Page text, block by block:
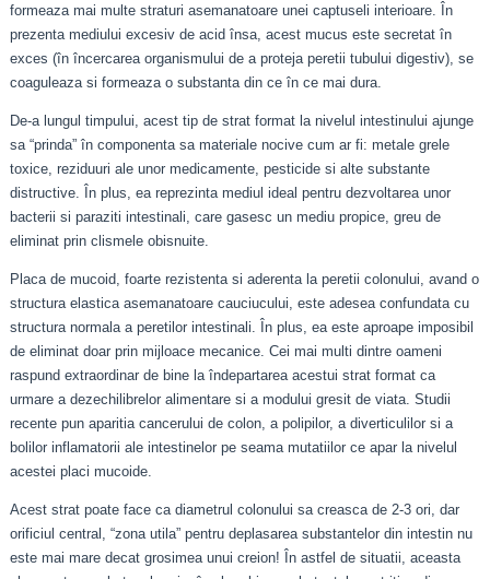
formeaza mai multe straturi asemanatoare unei captuseli interioare. În
prezenta mediului excesiv de acid însa, acest mucus este secretat în
exces (în încercarea organismului de a proteja peretii tubului digestiv), se
coaguleaza si formeaza o substanta din ce în ce mai dura.
De-a lungul timpului, acest tip de strat format la nivelul intestinului ajunge
sa “prinda” în componenta sa materiale nocive cum ar fi: metale grele
toxice, reziduuri ale unor medicamente, pesticide si alte substante
distructive. În plus, ea reprezinta mediul ideal pentru dezvoltarea unor
bacterii si paraziti intestinali, care gasesc un mediu propice, greu de
eliminat prin clismele obisnuite.
Placa de mucoid, foarte rezistenta si aderenta la peretii colonului, avand o
structura elastica asemanatoare cauciucului, este adesea confundata cu
structura normala a peretilor intestinali. În plus, ea este aproape imposibil
de eliminat doar prin mijloace mecanice. Cei mai multi dintre oameni
raspund extraordinar de bine la îndepartarea acestui strat format ca
urmare a dezechilibrelor alimentare si a modului gresit de viata. Studii
recente pun aparitia cancerului de colon, a polipilor, a diverticulilor si a
bolilor inflamatorii ale intestinelor pe seama mutatiilor ce apar la nivelul
acestei placi mucoide.
Acest strat poate face ca diametrul colonului sa creasca de 2-3 ori, dar
orificiul central, “zona utila” pentru deplasarea substantelor din intestin nu
este mai mare decat grosimea unui creion! În astfel de situatii, aceasta